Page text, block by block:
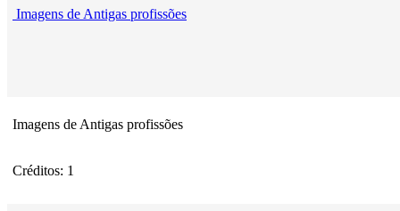
Imagens de Antigas profissões
Imagens de Antigas profissões
Créditos: 1